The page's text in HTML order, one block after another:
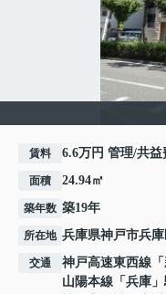
賃料 6.6万円 管理/共益
面積 24.94㎡
築年数 築19年
所在地 兵庫県神戸市兵
交通 神戸高速東西線 「
山陽本線 「 兵庫